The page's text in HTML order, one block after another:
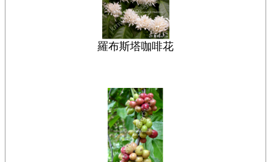
羅布斯塔咖啡花